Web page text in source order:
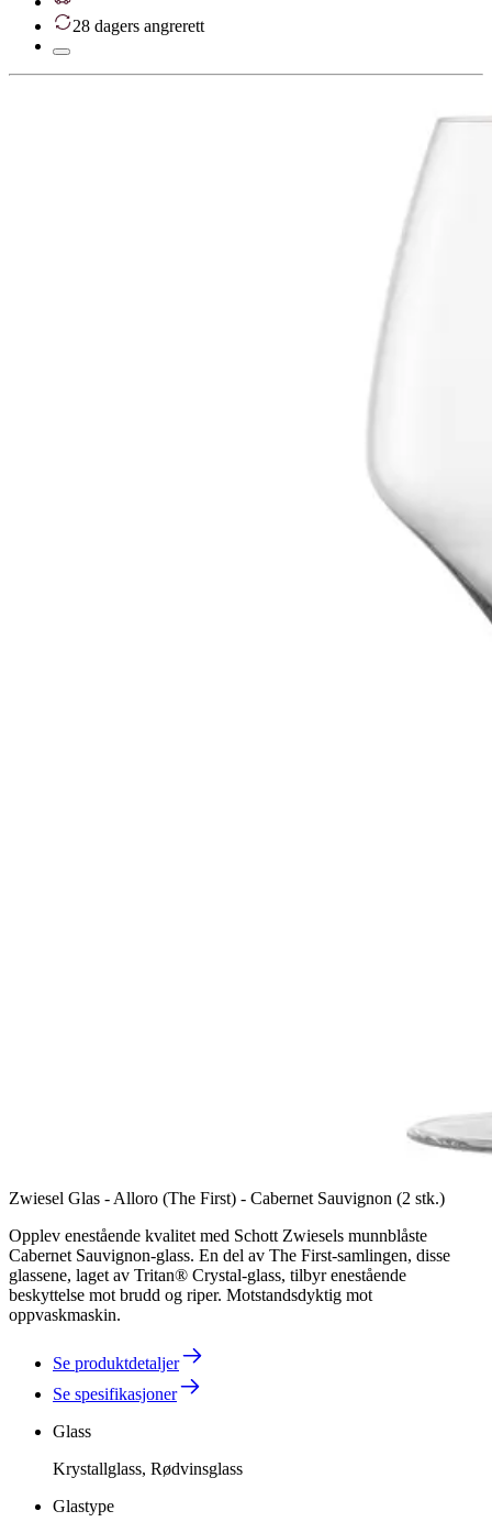
28 dagers angrerett
Zwiesel Glas - Alloro (The First) - Cabernet Sauvignon (2 stk.)
Opplev enestående kvalitet med Schott Zwiesels munnblåste
Cabernet Sauvignon-glass. En del av The First-samlingen, disse
glassene, laget av Tritan® Crystal-glass, tilbyr enestående
beskyttelse mot brudd og riper. Motstandsdyktig mot
oppvaskmaskin.
Se produktdetaljer
Se spesifikasjoner
Glass
Krystallglass, Rødvinsglass
Glastype